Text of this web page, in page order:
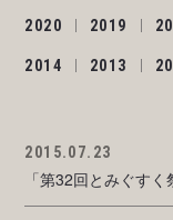
2020 2019
2014 2013
2015.07.23
「第32回とみぐす